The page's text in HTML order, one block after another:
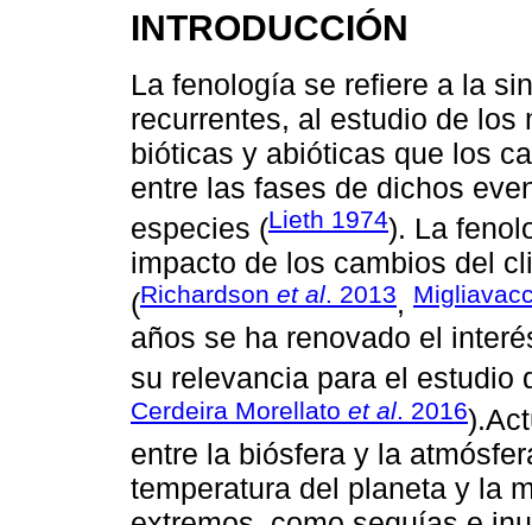
INTRODUCCIÓN
La fenología se reﬁere a la
recurrentes, al estudio de
bióticas y abióticas que los
entre las fases de dichos
especies (Lieth 1974). La
impacto de los cambios del
(Richardson et al. 2013,
años se ha renovado el
su relevancia para el estudio
Cerdeira Morellato et al. 2016
entre la biósfera y la
temperatura del planeta y la